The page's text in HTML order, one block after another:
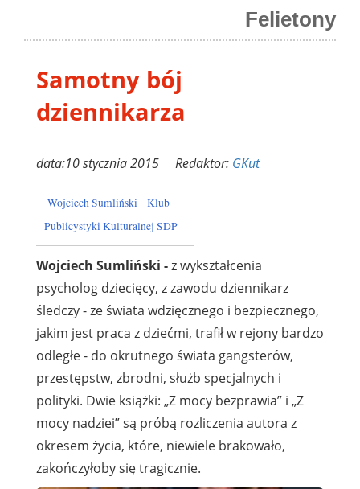
Felietony
Samotny bój
dziennikarza
data:10 stycznia 2015 Redaktor: GKut
Wojciech Sumliński
Klub
Publicystyki Kulturalnej SDP
Wojciech Sumliński -z wykształcenia
psycholog dziecięcy, z zawodu dziennikarz
śledczy - ze świata wdzięcznego i bezpiecznego,
jakim jest praca z dziećmi, trafił w rejony bardzo
odległe - do okrutnego świata gangsterów,
przestępstw, zbrodni, służb specjalnych i
polityki. Dwie książki: „Z mocy bezprawia” i „Z
mocy nadziei” są próbą rozliczenia autora z
okresem życia, które, niewiele brakowało,
zakończyłoby się tragicznie.